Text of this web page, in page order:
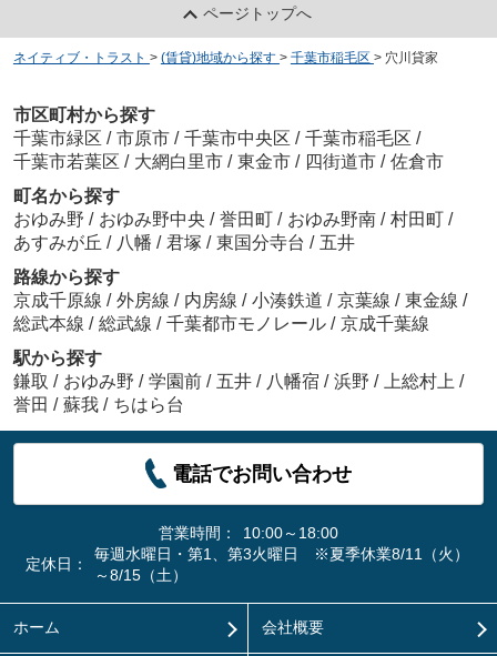
ページトップへ
ネイティブ・トラスト > (賃貸)地域から探す > 千葉市稲毛区 > 穴川貸家
市区町村から探す
千葉市緑区 / 市原市 / 千葉市中央区 / 千葉市稲毛区 /
千葉市若葉区 / 大網白里市 / 東金市 / 四街道市 / 佐倉市
町名から探す
おゆみ野 / おゆみ野中央 / 誉田町 / おゆみ野南 / 村田町 /
あすみが丘 / 八幡 / 君塚 / 東国分寺台 / 五井
路線から探す
京成千原線 / 外房線 / 内房線 / 小湊鉄道 / 京葉線 / 東金線 /
総武本線 / 総武線 / 千葉都市モノレール / 京成千葉線
駅から探す
鎌取 / おゆみ野 / 学園前 / 五井 / 八幡宿 / 浜野 / 上総村上 /
誉田 / 蘇我 / ちはら台
電話でお問い合わせ
営業時間：
10:00～18:00
定休日：
毎週水曜日・第1、第3火曜日 ※夏季休業8/11（火）
～8/15（土）
ホーム 会社概要